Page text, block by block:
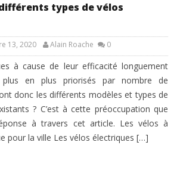
types de vélos
13, 2020 Alain Roache 0
à cause de leur efficacité longuement
en plus priorisés par nombre de
donc les différents modèles et types de
? C’est à cette préoccupation que
à travers cet article. Les vélos à
pour la ville Les vélos électriques […]